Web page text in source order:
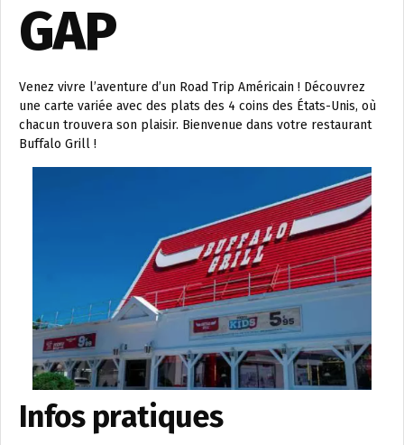
GAP
Venez vivre l’aventure d’un Road Trip Américain ! Découvrez
une carte variée avec des plats des 4 coins des États-Unis, où
chacun trouvera son plaisir. Bienvenue dans votre restaurant
Buffalo Grill !
Infos pratiques